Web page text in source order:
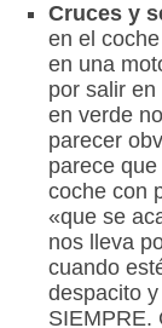
Cruces y
en el
en una
por salir
en verde
parecer
parece
coche con
«que se
nos lleva
cuando
despacito
SIEMPRE.